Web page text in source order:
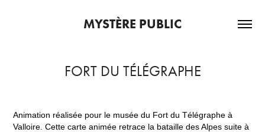
MYSTÈRE PUBLIC
FORT DU TÉLÉGRAPHE
Animation réalisée pour le musée du Fort du Télégraphe à
Valloire. Cette carte animée retrace la bataille des Alpes suite à